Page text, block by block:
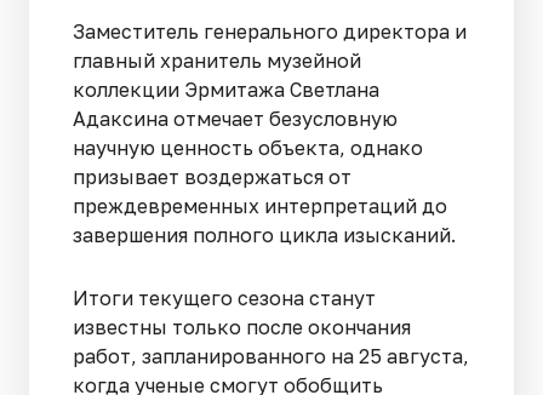
Заместитель генерального директора и
главный хранитель музейной
коллекции Эрмитажа Светлана
Адаксина отмечает безусловную
научную ценность объекта, однако
призывает воздержаться от
преждевременных интерпретаций до
завершения полного цикла изысканий.
Итоги текущего сезона станут
известны только после окончания
работ, запланированного на 25 августа,
когда ученые смогут обобщить